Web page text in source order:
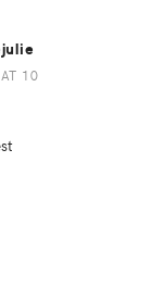
10